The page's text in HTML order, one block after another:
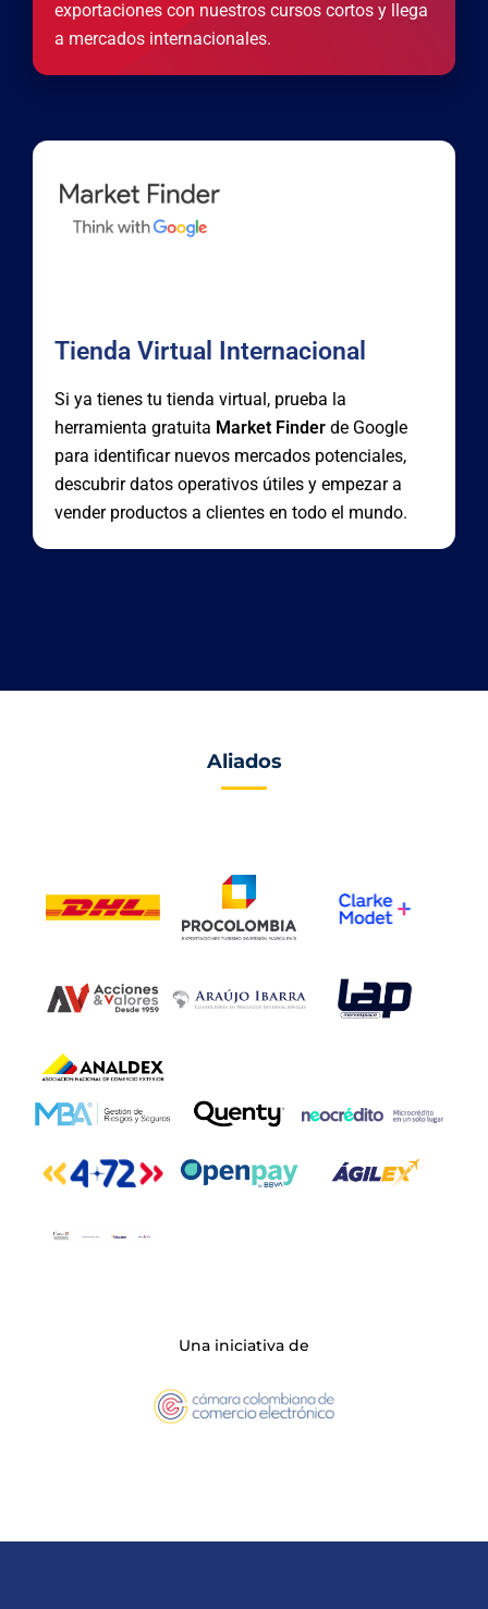
exportaciones con nuestros cursos cortos y llega
a mercados internacionales.
Tienda Virtual Internacional
Si ya tienes tu tienda virtual, prueba la
herramienta gratuita Market Finder de Google
para identificar nuevos mercados potenciales,
descubrir datos operativos útiles y empezar a
vender productos a clientes en todo el mundo.
Aliados
Una iniciativa de